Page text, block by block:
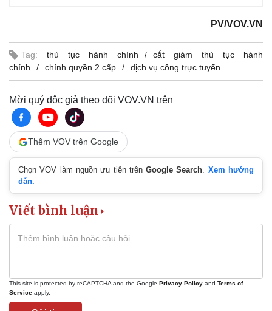
PV/VOV.VN
Tag: thủ tục hành chính
cắt giảm thủ tục hành
chính
chính quyền 2 cấp dịch vụ công trực tuyến
Mời quý độc giả theo dõi VOV.VN trên
Thêm VOV trên Google
Chọn VOV làm nguồn ưu tiên trênGoogle Search. Xem hướng
dẫn.
Viết bình luận
This site is protected by reCAPTCHA and the Google Privacy Policy and Terms of
Service apply.